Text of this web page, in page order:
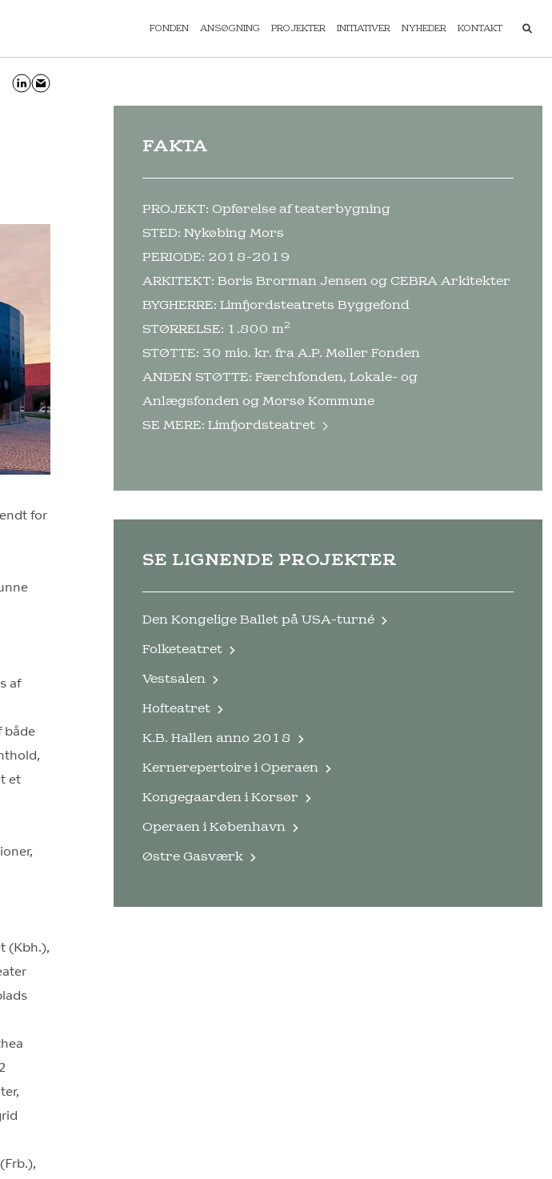
FONDEN ANSØGNING PROJEKTER INITIATIVER NYHEDER KONTAKT
for
af
både
et
(Kbh.),
FAKTA
PROJEKT: Opførelse af teaterbygning
STED: Nykøbing Mors
PERIODE: 2018-2019
ARKITEKT: Boris Brorman Jensen og CEBRA Arkitekter
BYGHERRE: Limfjordsteatrets Byggefond
STØRRELSE: 1.800 m2
STØTTE: 30 mio. kr. fra A.P. Møller Fonden
ANDEN STØTTE: Færchfonden, Lokale- og
Anlægsfonden og Morsø Kommune
SE MERE: Limfjordsteatret
SE LIGNENDE PROJEKTER
Den Kongelige Ballet på USA-turné
Folketeatret
Vestsalen
Hofteatret
K.B. Hallen anno 2018
Kernerepertoire i Operaen
Kongegaarden i Korsør
Operaen i København
Østre Gasværk